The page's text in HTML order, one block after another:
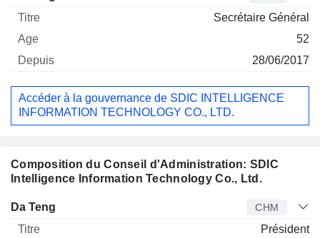
Secrétaire Général
52
28/06/2017
Accéder à la gouvernance de SDIC INTELLIGENCE
INFORMATION TECHNOLOGY CO., LTD.
Composition du Conseil d'Administration: SDIC
Intelligence Information Technology Co., Ltd.
Administrateur
Da Teng CHM
Président